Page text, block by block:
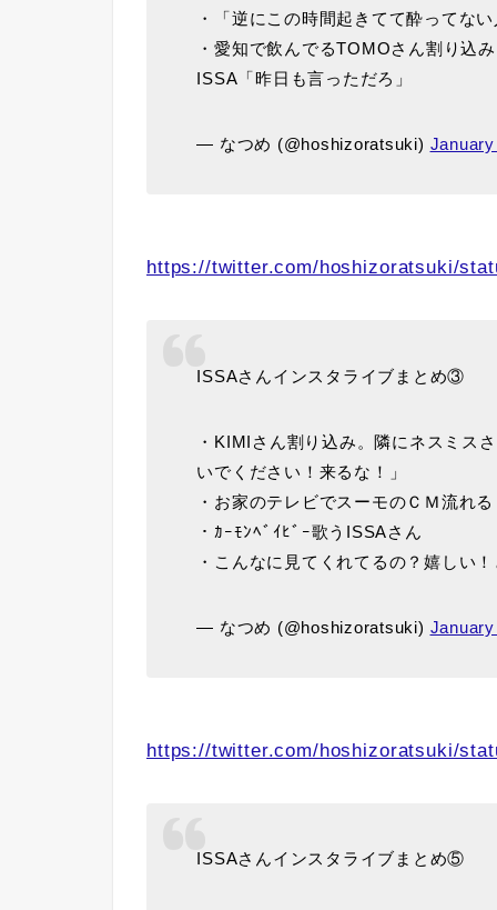
・「逆にこの時間起きてて酔ってな
・愛知で飲んでるTOMOさん割り込
ISSA「昨日も言っただろ」
— なつめ (@hoshizoratsuki)
https://twitter.com/hoshizoratsuki/
ISSAさんインスタライブまとめ③
・KIMIさん割り込み。隣にネスミス
いでください！来るな！」
・お家のテレビでスーモのＣＭ流れる
・ｶｰﾓﾝﾍﾞｲﾋﾞｰ歌うISSAさん
・こんなに見てくれてるの？嬉しい
— なつめ (@hoshizoratsuki)
https://twitter.com/hoshizoratsuki/
ISSAさんインスタライブまとめ⑤